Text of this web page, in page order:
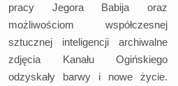
pracy Jegora Babija oraz
możliwościom współczesnej
sztucznej inteligencji archiwalne
zdjęcia Kanału Ogińskiego
odzyskały barwy i nowe życie.